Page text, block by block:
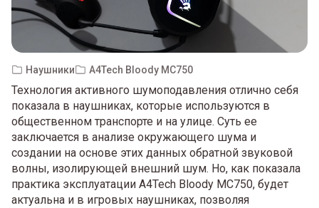
Наушники A4Tech Bloody MC750
Технология активного шумоподавления отлично себя
показала в наушниках, которые используются в
общественном транспорте и на улице. Суть ее
заключается в анализе окружающего шума и
создании на основе этих данных обратной звуковой
волны, изолирующей внешний шум. Но, как показала
практика эксплуатации A4Tech Bloody MC750, будет
актуальна и в игровых наушниках, позволяя